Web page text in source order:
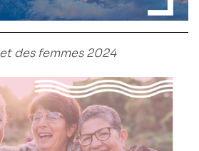
des femmes 2024